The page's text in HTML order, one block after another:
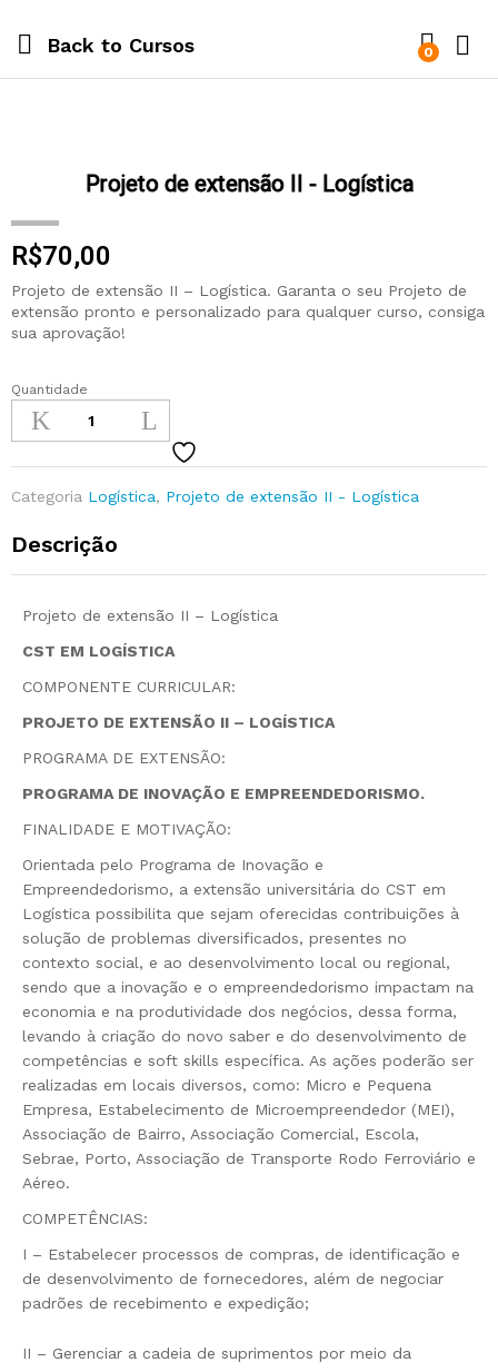
Back to Cursos 0
Projeto de extensão II - Logística
R$70,00
Projeto de extensão II – Logística. Garanta o seu Projeto de
extensão pronto e personalizado para qualquer curso, consiga
sua aprovação!
Quantidade
Categoria Logística, Projeto de extensão II - Logística
Descrição
Projeto de extensão II – Logística
CST EM LOGÍSTICA
COMPONENTE CURRICULAR:
PROJETO DE EXTENSÃO II – LOGÍSTICA
PROGRAMA DE EXTENSÃO:
PROGRAMA DE INOVAÇÃO E EMPREENDEDORISMO.
FINALIDADE E MOTIVAÇÃO:
Orientada pelo Programa de Inovação e
Empreendedorismo, a extensão universitária do CST em
Logística possibilita que sejam oferecidas contribuições à
solução de problemas diversificados, presentes no
contexto social, e ao desenvolvimento local ou regional,
sendo que a inovação e o empreendedorismo impactam na
economia e na produtividade dos negócios, dessa forma,
levando à criação do novo saber e do desenvolvimento de
competências e soft skills específica. As ações poderão ser
realizadas em locais diversos, como: Micro e Pequena
Empresa, Estabelecimento de Microempreendedor (MEI),
Associação de Bairro, Associação Comercial, Escola,
Sebrae, Porto, Associação de Transporte Rodo Ferroviário e
Aéreo.
COMPETÊNCIAS:
I – Estabelecer processos de compras, de identificação e
de desenvolvimento de fornecedores, além de negociar
padrões de recebimento e expedição;
II – Gerenciar a cadeia de suprimentos por meio da